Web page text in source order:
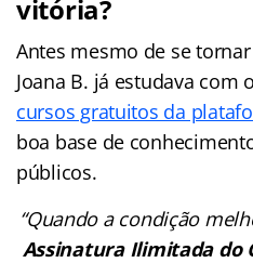
vitória?
Antes mesmo de se
Joana B. já estudava com
cursos gratuitos da
boa base de
públicos.
“Quando a condição
Assinatura Ilimitada do